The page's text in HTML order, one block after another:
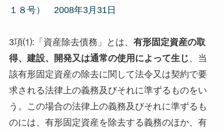
１８号） 2008年3月31日
3項⑴:「資産除去債務」とは、 有形固定資産の取
得、建設、開発又は通常の使用によって生じ 、当
該有形固定資産の除去に関して法令又は契約で要
求される法律上の義務及びそれに準ずるものをい
う。この場合の法律上の義務及びそれに準ずるも
のには、有形固定資産を除去する義務のほか、有